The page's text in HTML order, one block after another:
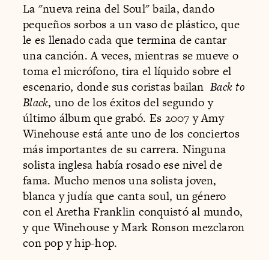
La "nueva reina del Soul" baila, dando
pequeños sorbos a un vaso de plástico, que
le es llenado cada que termina de cantar
una canción. A veces, mientras se mueve o
toma el micrófono, tira el líquido sobre el
escenario, donde sus coristas bailan Back to
Black, uno de los éxitos del segundo y
último álbum que grabó. Es 2007 y Amy
Winehouse está ante uno de los conciertos
más importantes de su carrera. Ninguna
solista inglesa había rosado ese nivel de
fama. Mucho menos una solista joven,
blanca y judía que canta soul, un género
con el Aretha Franklin conquistó al mundo,
y que Winehouse y Mark Ronson mezclaron
con pop y hip-hop.